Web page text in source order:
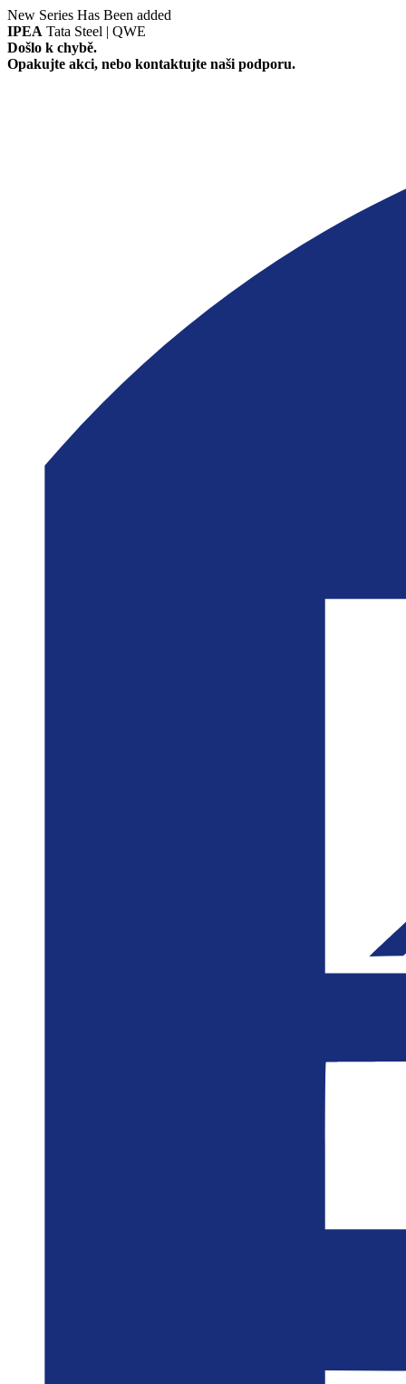
New Series Has Been added
IPEA Tata Steel | QWE
Došlo k chybě.
Opakujte akci, nebo kontaktujte naši podporu.